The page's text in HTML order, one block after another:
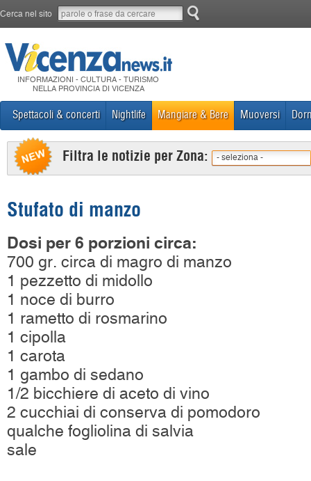
Cerca nel sito
INFORMAZIONI - CULTURA - TURISMO
NELLA PROVINCIA DI VICENZA
Spettacoli & concerti Nightlife Mangiare & Bere Muoversi
Filtra le notizie per Zona: - seleziona -
Stufato di manzo
Dosi per 6 porzioni circa:
700 gr. circa di magro di manzo
1 pezzetto di midollo
1 noce di burro
1 rametto di rosmarino
1 cipolla
1 carota
1 gambo di sedano
1/2 bicchiere di aceto di vino
2 cucchiai di conserva di pomodoro
qualche fogliolina di salvia
sale